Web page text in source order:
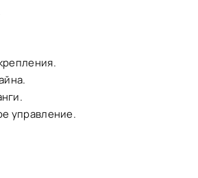
управление.